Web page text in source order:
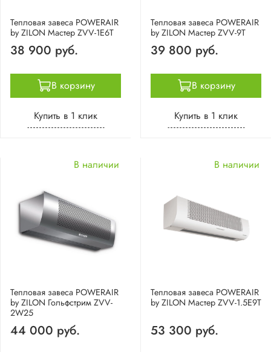
Тепловая завеса POWERAIR
by ZILON Мастер ZVV-1E6T
38 900 руб.
В корзину
Купить в 1 клик
Тепловая завеса POWERAIR
by ZILON Мастер ZVV-9T
39 800 руб.
В корзину
Купить в 1 клик
Тепловая завеса POWERAIR
by ZILON Гольфстрим ZVV-
2W25
В наличии
44 000 руб.
Тепловая завеса POWERAIR
by ZILON Мастер ZVV-1.5E9T
В наличии
53 300 руб.